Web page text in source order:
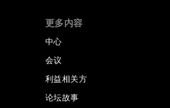
更多内容
中心
会议
利益相关方
论坛故事